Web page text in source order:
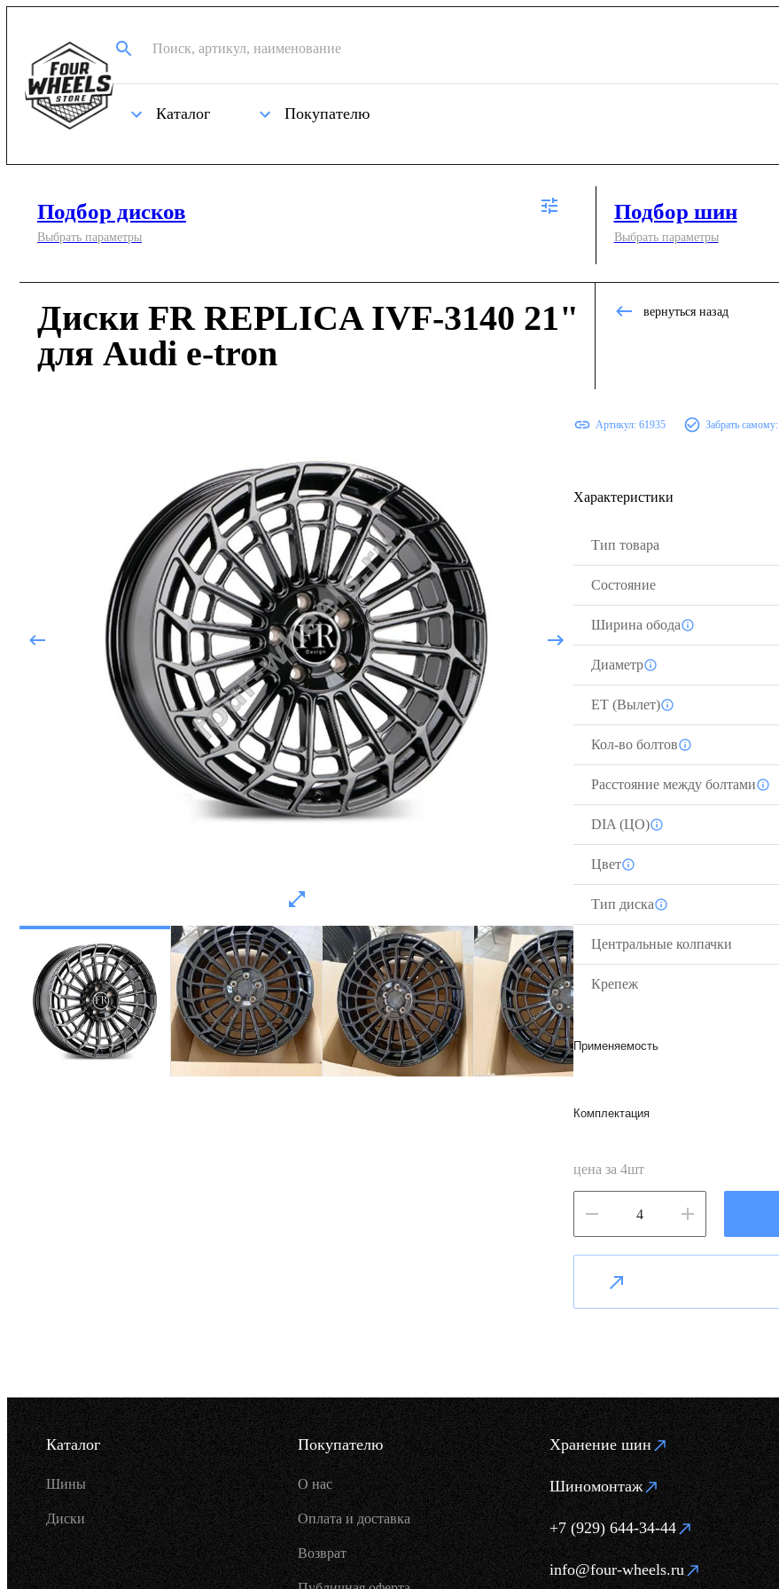
Каталог Покупателю
Подбор дисков
Выбрать параметры
Подбор шин
Выбрать параметры
Диски FR REPLICA IVF-3140 21"
для Audi e-tron
вернуться назад
Артикул: 61935 Забрать самому:
Характеристики
Тип товара
Состояние
Ширина обода
Диаметр
ЕТ (Вылет)
Кол-во болтов
Расстояние между болтами
DIA (ЦО)
Цвет
Тип диска
Центральные колпачки
Крепеж
Применяемость
Комплектация
цена за 4шт
Каталог
Шины
Диски
Покупателю
О нас
Оплата и доставка
Возврат
Хранение шин
Шиномонтаж
+7 (929) 644-34-44
info@four-wheels.ru